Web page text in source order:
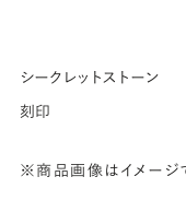
シークレットストーン
刻印
※商品画像はイメージ